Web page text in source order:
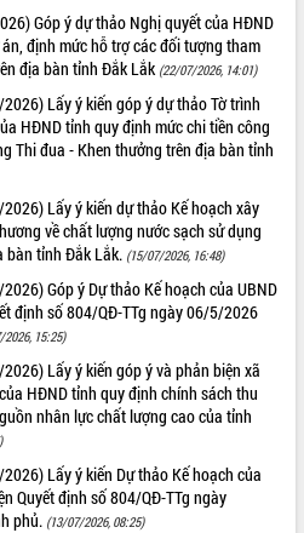
Góp ý dự thảo Nghị quyết của HĐND
định mức hỗ trợ các đối tượng tham
địa bàn tỉnh Đắk Lắk (22/07/2026, 14:01)
Lấy ý kiến góp ý dự thảo Tờ trình
HĐND tỉnh quy định mức chi tiền công
Thi đua - Khen thưởng trên địa bàn tỉnh
Lấy ý kiến dự thảo Kế hoạch xây
về chất lượng nước sạch sử dụng
bàn tỉnh Đắk Lắk. (15/07/2026, 16:48)
Góp ý Dự thảo Kế hoạch của UBND
định số 804/QĐ-TTg ngày 06/5/2026
15:25)
Lấy ý kiến góp ý và phản biện xã
HĐND tỉnh quy định chính sách thu
nhân lực chất lượng cao của tỉnh
Lấy ý kiến Dự thảo Kế hoạch của
Quyết định số 804/QĐ-TTg ngày
phủ. (13/07/2026, 08:25)